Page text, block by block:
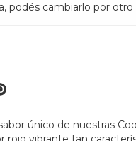
podés cambiarlo por otro
único de nuestras